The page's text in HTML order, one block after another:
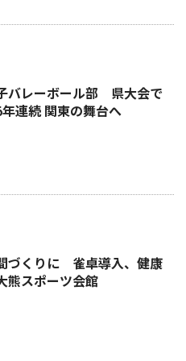
バレーボール部 県大会で
連続 関東の舞台へ
づくりに 雀卓導入、健康
スポーツ会館